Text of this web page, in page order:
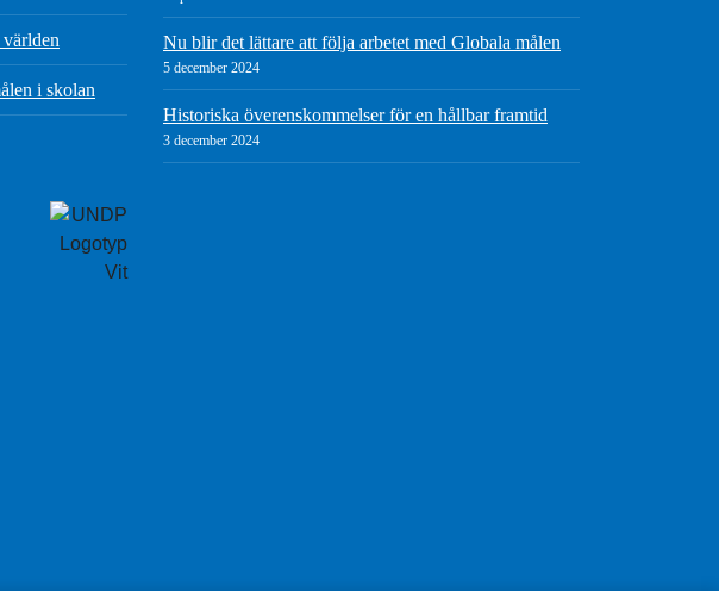
i skolan
Nu blir det lättare att följa arbetet med Globala målen
5 december 2024
Historiska överenskommelser för en hållbar framtid
3 december 2024